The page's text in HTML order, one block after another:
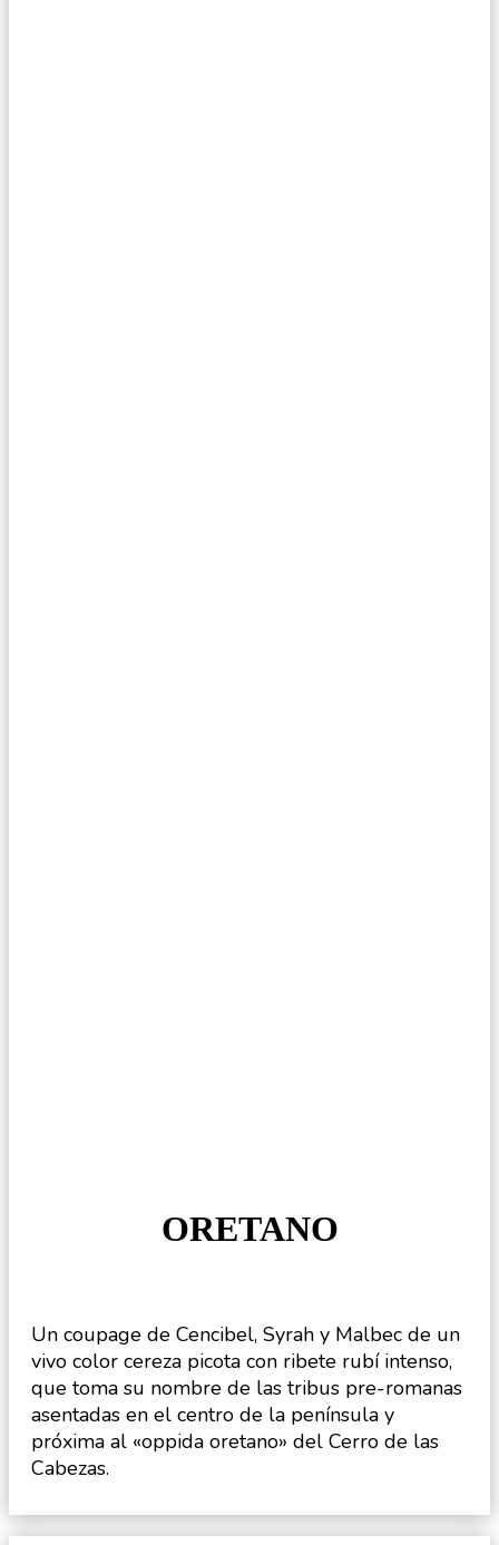
ORETANO
Un coupage de Cencibel, Syrah y Malbec de un
vivo color cereza picota con ribete rubí intenso,
que toma su nombre de las tribus pre-romanas
asentadas en el centro de la península y
próxima al «oppida oretano» del Cerro de las
Cabezas.